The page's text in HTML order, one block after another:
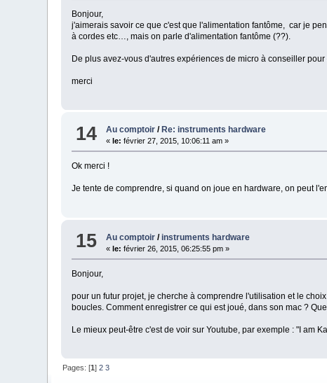
Bonjour,
j'aimerais savoir ce que c'est que l'alimentation fantôme, car je
à cordes etc…, mais on parle d'alimentation fantôme (??).
De plus avez-vous d'autres expériences de micro à conseiller
merci
14 Au comptoir / Re: instruments hardware
« le: février 27, 2015, 10:06:11 am »
Ok merci !
Je tente de comprendre, si quand on joue en hardware, on peut
15 Au comptoir /instruments hardware
«le: février 26, 2015, 06:25:55 pm »
Bonjour,
pour un futur projet, je cherche à comprendre l'utilisation et le
boucles. Comment enregistrer ce qui est joué, dans son mac ?
Le mieux peut-être c'est de voir sur Youtube, par exemple : "I am
Pages: [1]2 3